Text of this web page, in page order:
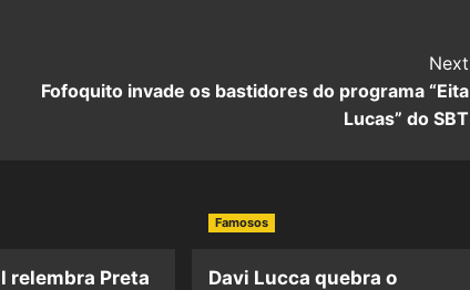
Next
Fofoquito invade os bastidores do programa “Eita
Lucas” do SBT
relembra Preta
Famosos
Davi Lucca quebra o